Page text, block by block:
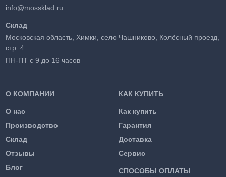
О КОМПАНИИ
О нас
Производство
Склад
Отзывы
Блог
КАК КУПИТЬ
Как купить
Гарантия
Доставка
Сервис
СПОСОБЫ ОПЛАТЫ
info@mossklad.ru
Склад
Московская область, Химки, село Чашниково, Колёсный проезд,
стр. 4
ПН-ПТ с 9 до 16 часов